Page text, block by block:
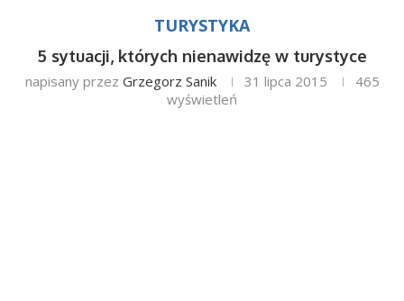
TURYSTYKA
5 sytuacji, których nienawidzę w turystyce
napisany przez Grzegorz Sanik 31 lipca 2015
465
wyświetleń